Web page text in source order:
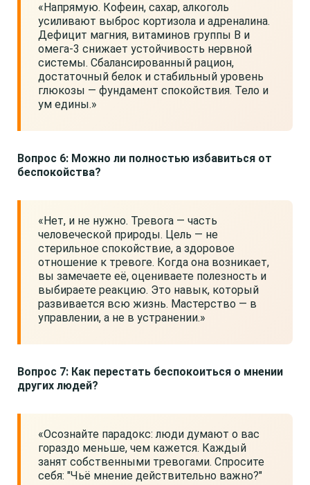
«Напрямую. Кофеин, сахар, алкоголь
усиливают выброс кортизола и адреналина.
Дефицит магния, витаминов группы B и
омега-3 снижает устойчивость нервной
системы. Сбалансированный рацион,
достаточный белок и стабильный уровень
глюкозы — фундамент спокойствия. Тело и
ум едины.»
Вопрос 6: Можно ли полностью избавиться от
беспокойства?
«Нет, и не нужно. Тревога — часть
человеческой природы. Цель — не
стерильное спокойствие, а здоровое
отношение к тревоге. Когда она возникает,
вы замечаете её, оцениваете полезность и
выбираете реакцию. Это навык, который
развивается всю жизнь. Мастерство — в
управлении, а не в устранении.»
Вопрос 7: Как перестать беспокоиться о мнении
других людей?
«Осознайте парадокс: люди думают о вас
гораздо меньше, чем кажется. Каждый
занят собственными тревогами. Спросите
себя: "Чьё мнение действительно важно?"